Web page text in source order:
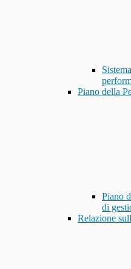
Piano della
Piano
di
Relazione